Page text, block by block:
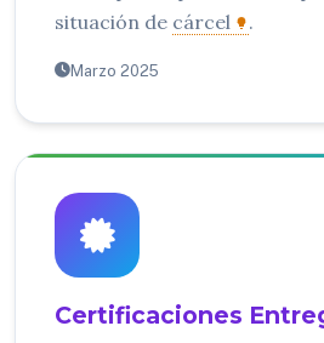
situación de cárcel .
Marzo 2025
Certificaciones